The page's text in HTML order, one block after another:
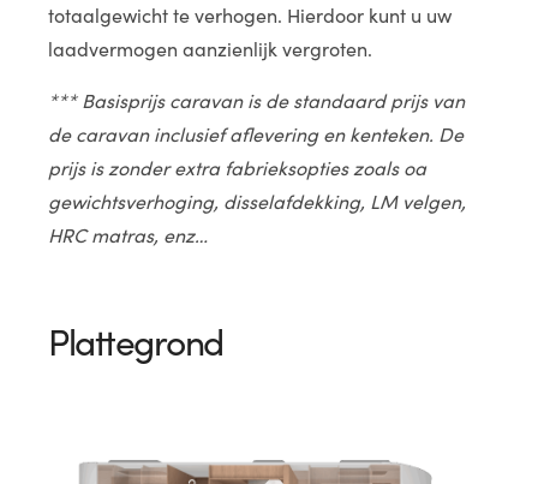
totaalgewicht te verhogen. Hierdoor kunt u uw
laadvermogen aanzienlijk vergroten.
*** Basisprijs caravan is de standaard prijs van
de caravan inclusief aflevering en kenteken. De
prijs is zonder extra fabrieksopties zoals oa
gewichtsverhoging, disselafdekking, LM velgen,
HRC matras, enz…
Plattegrond